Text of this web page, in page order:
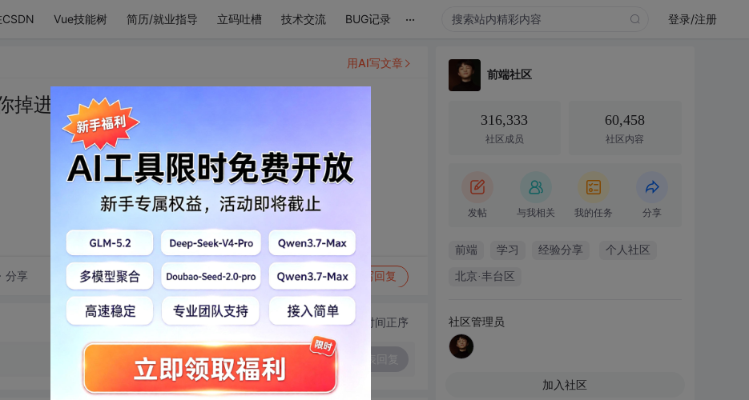
CSDN Vue技能树 简历/就业指导 立码吐槽 技术交流 BUG记录 ... 登录/注册
掉进我心里。
分享 转发到动态 举报 写回复
用AI写文章
切换为时间正序
前端社区
316,333
社区成员
60,458
社区内容
发帖 与我相关 我的任务 分享
前端 学习 经验分享 个人社区
北京·丰台区
社区管理员
加入社区